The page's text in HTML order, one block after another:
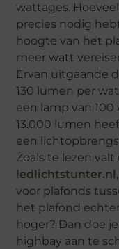
wattages.
precies nodig
hoogte van het
meer watt
Ervan uitgaande
130 lumen per
een lamp van
13.000 lumen
een
Zoals te lezen
ledlichtstunter.nl
voor plafonds
het plafond
hoger? Dan doe
highbay aan te